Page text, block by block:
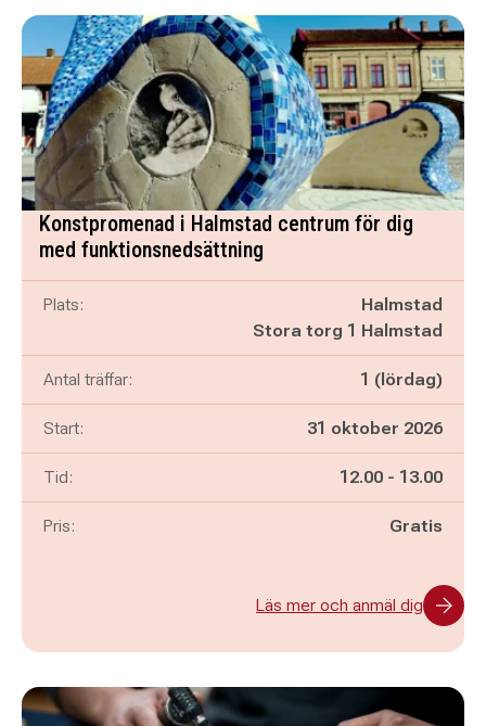
Konstpromenad i Halmstad centrum för dig
med funktionsnedsättning
Plats:
Halmstad
Stora torg 1 Halmstad
Antal träffar: 1 (lördag)
Start: 31 oktober 2026
Tid: Pågår mellan
12.00 - och
13.00
Pris: Gratis
Läs mer och anmäl dig